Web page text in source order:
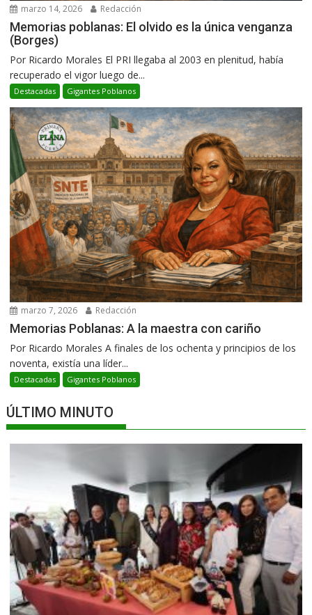
marzo 14, 2026 Redacción
Memorias poblanas: El olvido es la única venganza
(Borges)
Por Ricardo Morales El PRI llegaba al 2003 en plenitud, había
recuperado el vigor luego de...
Destacadas Gigantes Poblanos
marzo 7, 2026 Redacción
Memorias Poblanas: A la maestra con cariño
Por Ricardo Morales A finales de los ochenta y principios de los
noventa, existía una líder...
Destacadas Gigantes Poblanos
ÚLTIMO MINUTO